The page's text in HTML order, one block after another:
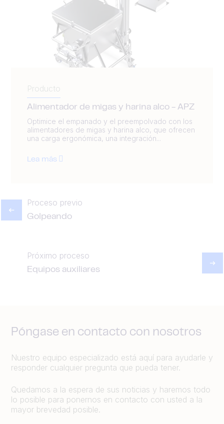
Producto
Alimentador de migas y harina alco - APZ
Optimice el empanado y el preempolvado con los
alimentadores de migas y harina alco, que ofrecen
una carga ergonómica, una integración...
Lea más
Proceso previo
Golpeando
Próximo proceso
Equipos auxiliares
Póngase en contacto con nosotros
Nuestro equipo especializado está aquí para ayudarle y
responder cualquier pregunta que pueda tener.
Quedamos a la espera de sus noticias y haremos todo
lo posible para ponernos en contacto con usted a la
mayor brevedad posible.